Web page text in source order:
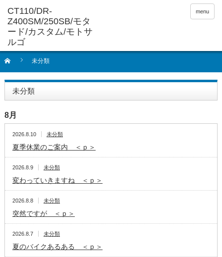
menu
未分類
未分類
8月
2026.8.10 未分類
夏季休業のご案内 ＜ｐ＞
2026.8.9 未分類
変わっていきますね ＜ｐ＞
2026.8.8 未分類
突然ですが ＜ｐ＞
2026.8.7 未分類
夏のバイクあるある ＜ｐ＞